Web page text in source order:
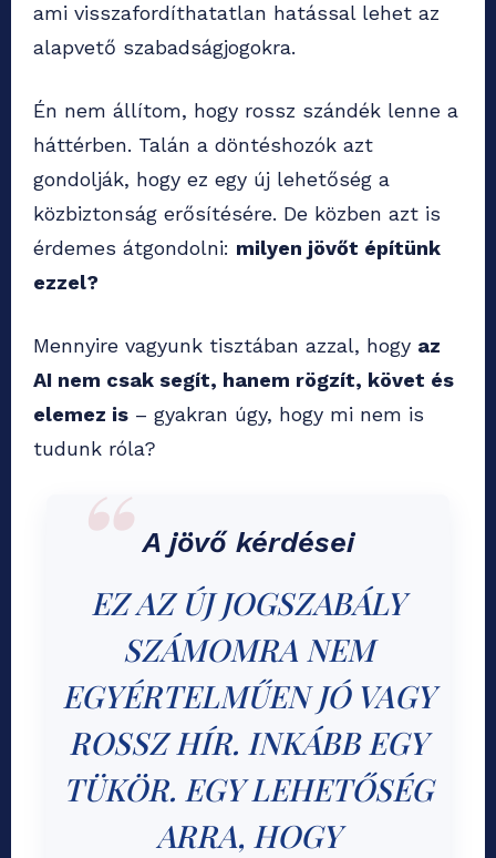
ami visszafordíthatatlan hatással lehet az
alapvető szabadságjogokra.
Én nem állítom, hogy rossz szándék lenne a
háttérben. Talán a döntéshozók azt
gondolják, hogy ez egy új lehetőség a
közbiztonság erősítésére. De közben azt is
érdemes átgondolni: milyen jövőt építünk
ezzel?
Mennyire vagyunk tisztában azzal, hogy az
AI nem csak segít, hanem rögzít, követ és
elemez is – gyakran úgy, hogy mi nem is
tudunk róla?
A jövő kérdései
EZ AZ ÚJ JOGSZABÁLY
SZÁMOMRA NEM
EGYÉRTELMŰEN JÓ VAGY
ROSSZ HÍR. INKÁBB EGY
TÜKÖR. EGY LEHETŐSÉG
ARRA, HOGY